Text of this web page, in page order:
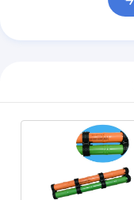
私達に連絡しなさ
リチウム lifepo4
リチウム イオン